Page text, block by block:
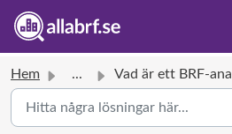
Hem ... Vad är ett BRF-analysabonnemang för något?